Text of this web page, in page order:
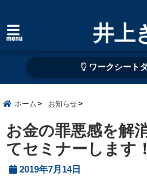
menu 井上
ワークシート
ホーム お知らせ
お金の罪悪感を解
てセミナーします！
2019年7月14日